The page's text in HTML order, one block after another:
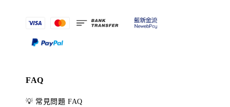
FAQ
💡 常見問題 FAQ